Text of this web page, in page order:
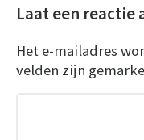
Laat een reactie
Het e-mailadres
velden zijn